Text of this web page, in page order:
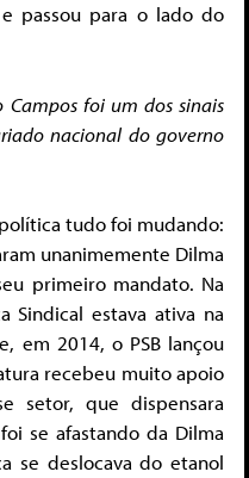
passou para o lado do
foi um dos sinais
nacional do governo
tudo foi mudando:
unanimemente Dilma
primeiro mandato. Na
Sindical estava ativa na
em 2014, o PSB lançou
recebeu muito apoio
setor, que dispensara
se afastando da Dilma
se deslocava do etanol